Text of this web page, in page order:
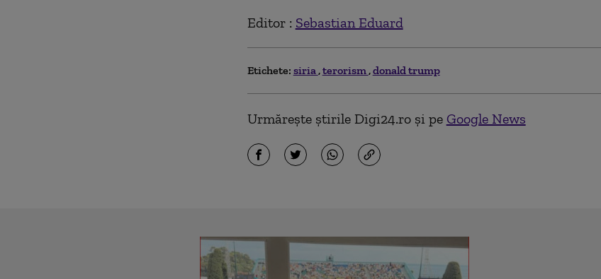
Editor : Sebastian Eduard
Etichete: siria terorism donald trump
Urmărește știrile Digi24.ro și pe Google News